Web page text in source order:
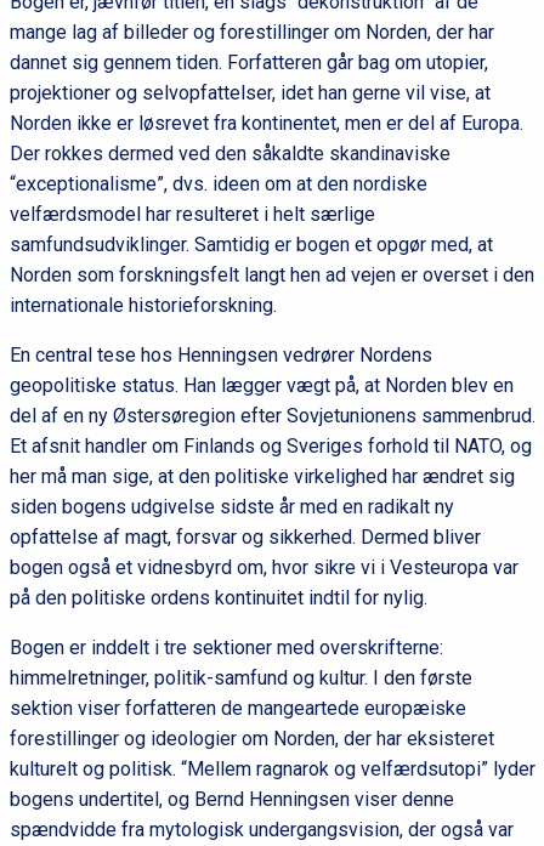
mange lag af billeder og forestillinger om Norden, der har
dannet sig gennem tiden. Forfatteren går bag om utopier,
projektioner og selvopfattelser, idet han gerne vil vise, at
Norden ikke er løsrevet fra kontinentet, men er del af Europa.
Der rokkes dermed ved den såkaldte skandinaviske
“exceptionalisme”, dvs. ideen om at den nordiske
velfærdsmodel har resulteret i helt særlige
samfundsudviklinger. Samtidig er bogen et opgør med, at
Norden som forskningsfelt langt hen ad vejen er overset i den
internationale historieforskning.
En central tese hos Henningsen vedrører Nordens
geopolitiske status. Han lægger vægt på, at Norden blev en
del af en ny Østersøregion efter Sovjetunionens sammenbrud.
Et afsnit handler om Finlands og Sveriges forhold til NATO, og
her må man sige, at den politiske virkelighed har ændret sig
siden bogens udgivelse sidste år med en radikalt ny
opfattelse af magt, forsvar og sikkerhed. Dermed bliver
bogen også et vidnesbyrd om, hvor sikre vi i Vesteuropa var
på den politiske ordens kontinuitet indtil for nylig.
Bogen er inddelt i tre sektioner med overskrifterne:
himmelretninger, politik-samfund og kultur. I den første
sektion viser forfatteren de mangeartede europæiske
forestillinger og ideologier om Norden, der har eksisteret
kulturelt og politisk. “Mellem ragnarok og velfærdsutopi” lyder
bogens undertitel, og Bernd Henningsen viser denne
spændvidde fra mytologisk undergangsvision, der også var